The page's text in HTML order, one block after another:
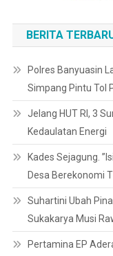
BERITA
Polres Banyuasin
Simpang Pintu Tol
Jelang HUT RI, 3
Kedaulatan Energi
Kades Sejagung.
Desa Berekonomi
Suhartini Ubah
Sukakarya Musi
Pertamina EP